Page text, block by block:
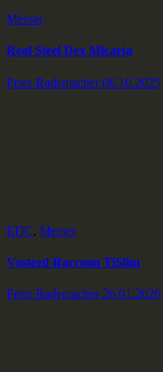
Messer
Real Steel Dex Micarta
Peter Rademacher 06.10.2025
EDC, Messer
Vosteed Raccoon TiSlim
Peter Rademacher 26.01.2026